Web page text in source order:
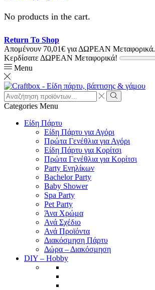
No products in the cart.
Return To Shop
Απομένουν 70,01€ για ΔΩΡΕΑΝ Μεταφορικά.
Κερδίσατε ΔΩΡΕΑΝ Μεταφορικά!
Menu
Search
input
Search
Categories Menu
Είδη Πάρτυ
Είδη Πάρτυ για Αγόρι
Πρώτα Γενέθλια για Αγόρι
Είδη Πάρτυ για Κορίτσι
Πρώτα Γενέθλια για Κορίτσι
Party Ενηλίκων
Bachelor Party
Baby Shower
Spa Party
Pet Party
Άνα Χρώμα
Ανά Σχέδιο
Ανά Προϊόντα
Διακόσμηση Πάρτυ
Δώρα – Διακόσμηση
DIY – Hobby